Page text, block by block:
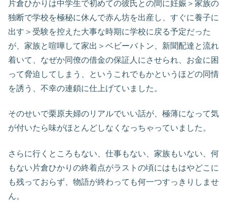
片倉ひかりは中学生で初めての彼氏との間に妊娠＞家族の
独断で学校を極秘に休んで赤ん坊を出産し、すぐに養子に
出す＞受験を控えた大事な時期に学校に戻る予定だった
が、家族と喧嘩して家出＞ベビーバトン、新聞配達と流れ
着いて、なぜか同僚の借金の保証人にさせられ、お金に困
って脅迫してしまう、というこれでもかというほどの同情
を誘う、不幸の連鎖に仕上げていました。
そのせいで栗原夫婦のリアルでいい話が、極薄になって気
が付いたら味がほとんどしなくなっちゃっていました。
さらに行くところもない、仕事もない、家族もいない、何
もない片倉ひかりの終着点がラストの頃にはもはやどこに
も残っておらず、物語が終わっても何一つすっきりしませ
ん。